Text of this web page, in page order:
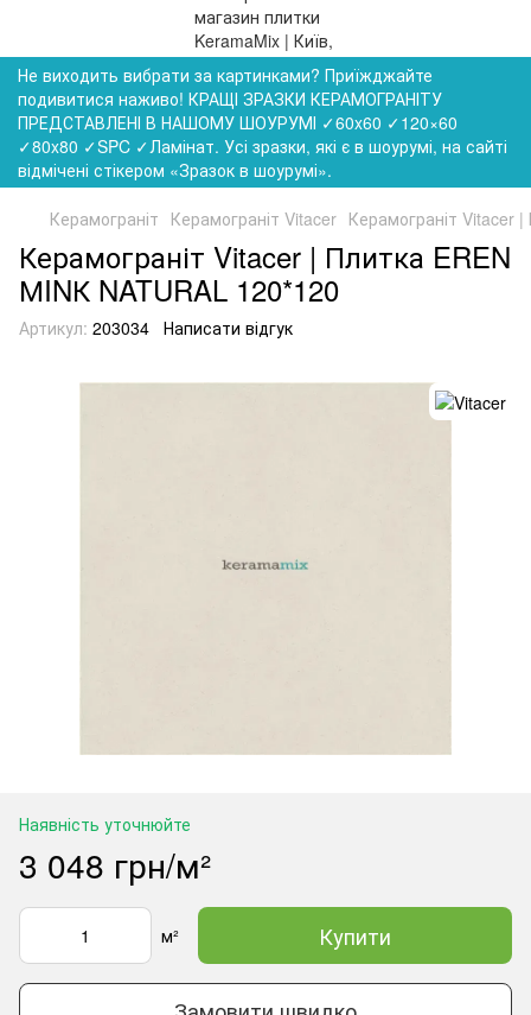
Не виходить вибрати за картинками? Приїжджайте
подивитися наживо! КРАЩІ ЗРАЗКИ КЕРАМОГРАНІТУ
ПРЕДСТАВЛЕНІ В НАШОМУ ШОУРУМІ ✓60x60 ✓120×60
✓80x80 ✓SPC ✓Ламінат. Усі зразки, які є в шоурумі, на сайті
відмічені стікером «Зразок в шоурумі».
Керамограніт Керамограніт Vitacer Керамограніт Vitacer
Керамограніт Vitacer | Плитка EREN
МINК NATURAL 120*120
Артикул: 203034 Написати відгук
Наявність уточнюйте
3 048 грн/м²
м² Купити